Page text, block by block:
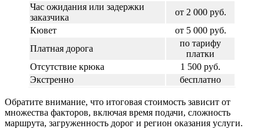
Час ожидания или задержки
заказчика
от 2 000 руб.
Кювет
от 5 000 руб.
Платная дорога
по тарифу
платки
Отсутствие крюка
1 500 руб.
Экстренно
бесплатно
Обратите внимание, что итоговая стоимость зависит от
множества факторов, включая время подачи, сложность
маршрута, загруженность дорог и регион оказания услуги.